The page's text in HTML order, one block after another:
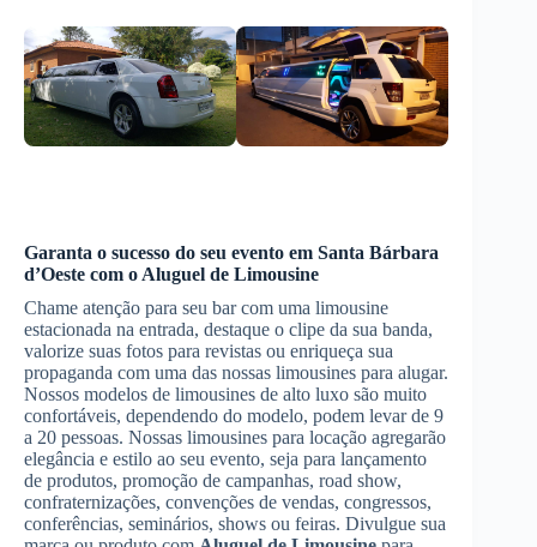
Garanta o sucesso do seu evento em Santa Bárbara
d’Oeste com o Aluguel de Limousine
Chame atenção para seu bar com uma limousine
estacionada na entrada, destaque o clipe da sua banda,
valorize suas fotos para revistas ou enriqueça sua
propaganda com uma das nossas limousines para alugar.
Nossos modelos de limousines de alto luxo são muito
confortáveis, dependendo do modelo, podem levar de 9
a 20 pessoas. Nossas limousines para locação agregarão
elegância e estilo ao seu evento, seja para lançamento
de produtos, promoção de campanhas, road show,
confraternizações, convenções de vendas, congressos,
conferências, seminários, shows ou feiras. Divulgue sua